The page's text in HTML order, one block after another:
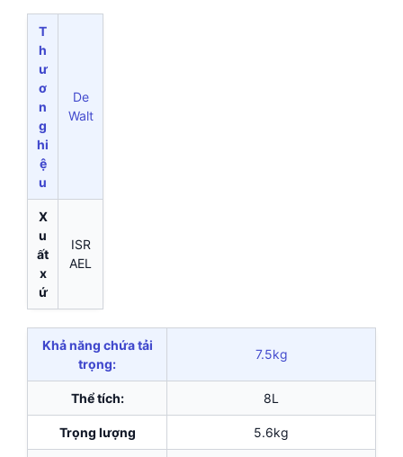
T
h
ư
ơ
n
g
hi
ệ
u
De
Walt
X
u
ất
x
ứ
ISR
AEL
Khả năng chứa tải
trọng:
7.5kg
Thể tích: 8L
Trọng lượng 5.6kg